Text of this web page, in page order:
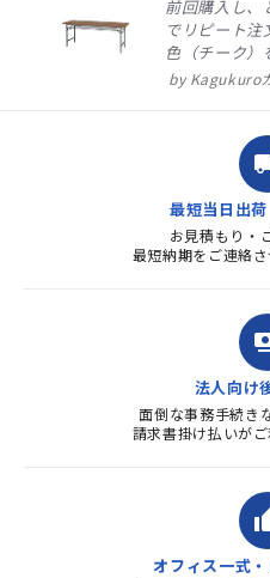
前回購入し、
でリピート注
色（チーク）
ュラル」とし
ました。商品
質・使いやす
す。また、リ
よろしくお...
Kagukuro
最短当日出荷
お見積もり・
最短納期をご連絡さ
法人向け
面倒な事務手続き
請求書掛け払いがご
オフィス一式